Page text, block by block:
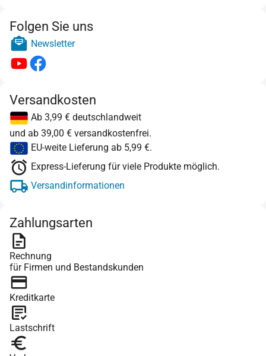
Folgen Sie uns
Newsletter
Versandkosten
Ab 3,99 € deutschlandweit
und ab 39,00 € versandkostenfrei.
EU-weite Lieferung ab 5,99 €.
Express-Lieferung für viele Produkte möglich.
Versandinformationen
Zahlungsarten
Rechnung
für Firmen und Bestandskunden
Kreditkarte
Lastschrift